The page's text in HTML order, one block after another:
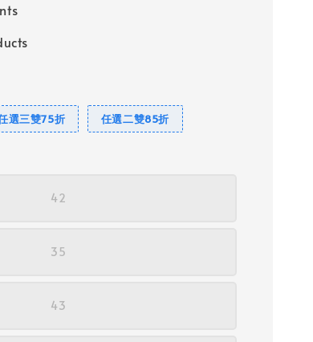
選三雙75折 任選二雙85折
42
35
43